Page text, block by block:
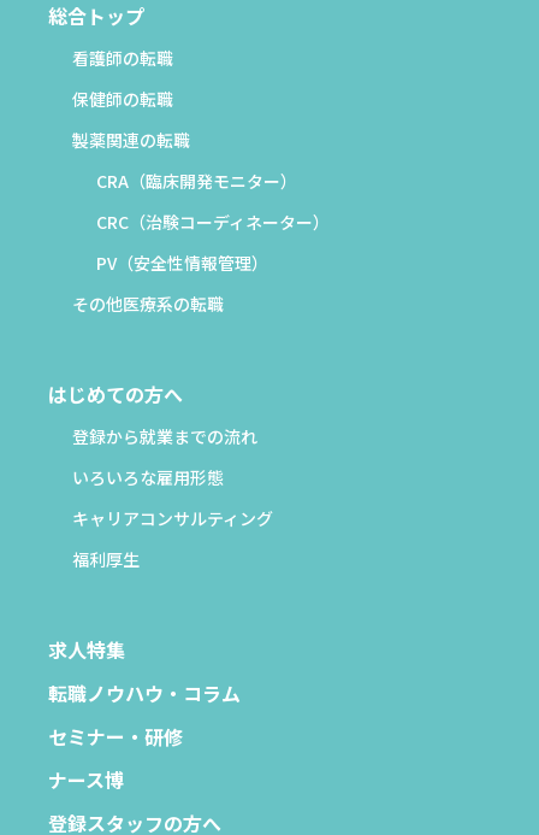
総合トップ
看護師の転職
保健師の転職
製薬関連の転職
CRA（臨床開発モニター）
CRC（治験コーディネーター）
PV（安全性情報管理）
その他医療系の転職
はじめての方へ
登録から就業までの流れ
いろいろな雇用形態
キャリアコンサルティング
福利厚生
求人特集
転職ノウハウ・コラム
セミナー・研修
ナース博
登録スタッフの方へ